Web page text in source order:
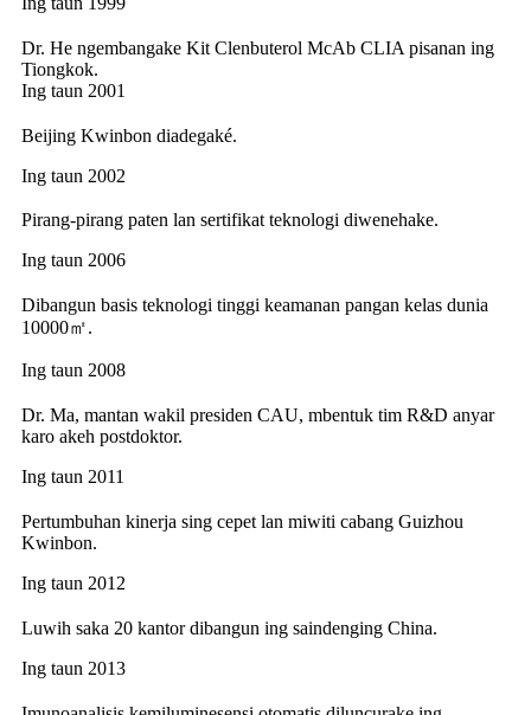
Dr. He ngembangake Kit Clenbuterol McAb CLIA pisanan ing
Tiongkok.
Ing taun 2001
Beijing Kwinbon diadegaké.
Ing taun 2002
Pirang-pirang paten lan sertifikat teknologi diwenehake.
Ing taun 2006
Dibangun basis teknologi tinggi keamanan pangan kelas dunia
10000㎡.
Ing taun 2008
Dr. Ma, mantan wakil presiden CAU, mbentuk tim R&D anyar
karo akeh postdoktor.
Ing taun 2011
Pertumbuhan kinerja sing cepet lan miwiti cabang Guizhou
Kwinbon.
Ing taun 2012
Luwih saka 20 kantor dibangun ing saindenging China.
Ing taun 2013